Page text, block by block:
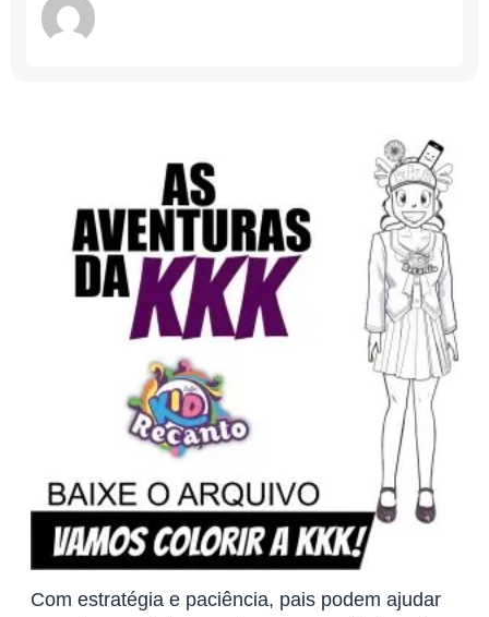
Com estratégia e paciência, pais podem ajudar